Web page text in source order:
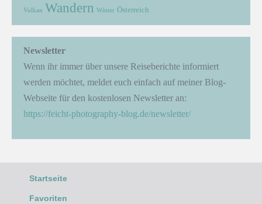
Vulkan Wandern Winter Österreich
Newsletter
Wenn ihr immer über unsere Reiseberichte informiert
werden möchtet, meldet euch einfach auf meiner Blog-
Webseite für den kostenlosen Newsletter an:
https://feicht-photography-blog.de/newsletter/
Startseite
Favoriten